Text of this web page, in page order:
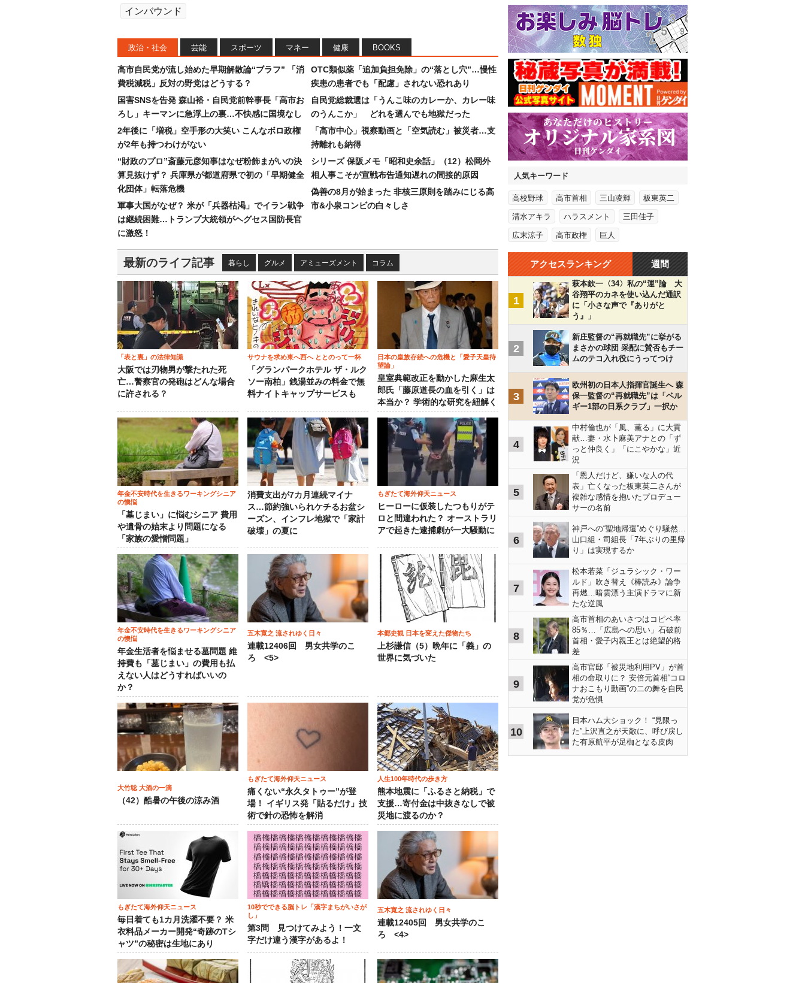
インバウンド
政治・社会 芸能 スポーツ マネー 健康 BOOKS
高市自民党が流し始めた早期解散論“ブラフ” 「消
費税減税」反対の野党はどうする？
国害SNSを告発 森山裕・自民党前幹事長「高市お
ろし」キーマンに急浮上の裏…不快感に国境なし
2年後に「増税」空手形の大笑い こんなボロ政権
が2年も持つわけがない
“財政のプロ”斎藤元彦知事はなぜ粉飾まがいの決
算見抜けず？ 兵庫県が都道府県で初の「早期健全
化団体」転落危機
軍事大国がなぜ？ 米が「兵器枯渇」でイラン戦争
は継続困難…トランプ大統領がヘグセス国防長官
に激怒！
OTC類似薬「追加負担免除」の“落とし穴”…慢性
疾患の患者でも「配慮」されない恐れあり
自民党総裁選は「うんこ味のカレーか、カレー味
のうんこか」 どれを選んでも地獄だった
「高市中心」視察動画と「空気読む」被災者…支
持離れも納得
シリーズ 保阪メモ「昭和史余話」（12）松岡外
相人事こそが宣戦布告通知遅れの間接的原因
偽善の8月が始まった 非核三原則を踏みにじる高
市&小泉コンビの白々しさ
最新のライフ記事 暮らし グルメ アミューズメント コラム
「表と裏」の法律知識
大阪では刃物男が撃たれた死
亡…警察官の発砲はどんな場合
に許される？
サウナを求め東へ西へ ととのって一杯
「グランパークホテル ザ・ルク
ソー南柏」銭湯並みの料金で無
料ナイトキャップサービスも
日本の皇族存続への危機と「愛子天皇待
望論」
皇室典範改正を動かした麻生太
郎氏「藤原道長の血を引く」は
本当か？ 学術的な研究を紐解く
年金不安時代を生きるワーキングシニア
の懊悩
「墓じまい」に悩むシニア 費用
や遺骨の始末より問題になる
「家族の愛憎問題」
消費支出が7カ月連続マイナ
ス…節約強いられケチるお盆シ
ーズン、インフレ地獄で「家計
破壊」の夏に
もぎたて海外仰天ニュース
ヒーローに仮装したつもりがテ
ロと間違われた？ オーストラリ
アで起きた逮捕劇が一大騒動に
年金不安時代を生きるワーキングシニア
の懊悩
年金生活者を悩ませる墓問題 維
持費も「墓じまい」の費用も払
えない人はどうすればいいの
か？
五木寛之 流されゆく日々
連載12406回 男女共学のこ
ろ <5>
本郷史観 日本を変えた傑物たち
上杉謙信（5）晩年に「義」の
世界に気づいた
大竹聡 大酒の一滴
（42）酷暑の午後の涼み酒
もぎたて海外仰天ニュース
痛くない“永久タトゥー”が登
場！ イギリス発「貼るだけ」技
術で針の恐怖を解消
人生100年時代の歩き方
熊本地震に「ふるさと納税」で
支援…寄付金は中抜きなしで被
災地に渡るのか？
もぎたて海外仰天ニュース
毎日着ても1カ月洗濯不要？ 米
衣料品メーカー開発“奇跡のTシ
ャツ”の秘密は生地にあり
10秒でできる脳トレ「漢字まちがいさが
し」
第3問 見つけてみよう！一文
字だけ違う漢字があるよ！
五木寛之 流されゆく日々
連載12405回 男女共学のこ
ろ <4>
人気キーワード
高校野球 高市首相 三山凌輝 板東英二
清水アキラ ハラスメント 三田佳子
広末涼子 高市政権 巨人
アクセスランキング 週間
1
萩本欽一〈34〉私の“運”論 大
谷翔平のカネを使い込んだ通訳
に「小さな声で『ありがと
う』」
2
新庄監督の“再就職先”に挙がる
まさかの球団 采配に賛否もチー
ムのテコ入れ役にうってつけ
3
欧州初の日本人指揮官誕生へ 森
保一監督の“再就職先”は「ベル
ギー1部の日系クラブ」一択か
4
中村倫也が「風、薫る」に大貢
献…妻・水卜麻美アナとの「ず
っと仲良く」「にこやかな」近
況
5
「恩人だけど、嫌いな人の代
表」亡くなった板東英二さんが
複雑な感情を抱いたプロデュー
サーの名前
6
神戸への“聖地帰還”めぐり騒然…
山口組・司組長「7年ぶりの里帰
り」は実現するか
7
松本若菜「ジュラシック・ワー
ルド」吹き替え《棒読み》論争
再燃…暗雲漂う主演ドラマに新
たな逆風
8
高市首相のあいさつはコピペ率
85％…「広島への思い」石破前
首相・愛子内親王とは絶望的格
差
9
高市官邸「被災地利用PV」が首
相の命取りに？ 安倍元首相“コロ
ナおこもり動画”の二の舞を自民
党が危惧
10
日本ハム大ショック！ “見限っ
た”上沢直之が天敵に、呼び戻し
た有原航平が足枷となる皮肉